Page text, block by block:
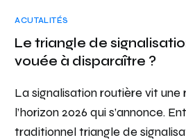
ACUTALITÉS
Le triangle de
vouée à disparaître ?
La signalisation routière vit une
l’horizon 2026 qui s’annonce.
traditionnel triangle de